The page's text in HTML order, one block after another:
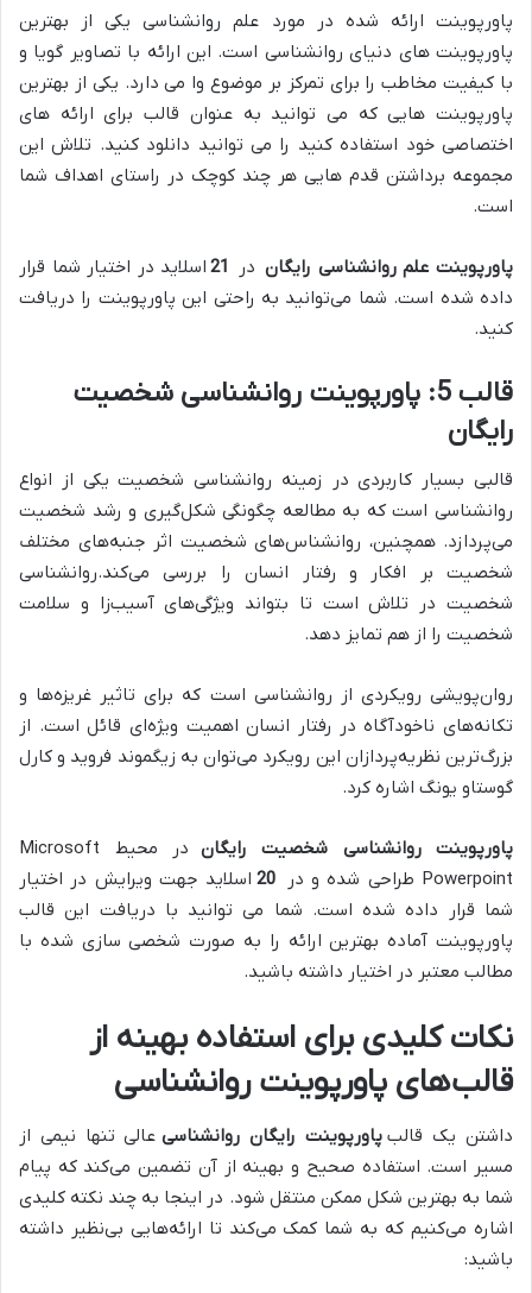
پاورپوینت ارائه شده در مورد علم روانشناسی یکی از بهترین
پاورپوینت های دنیای روانشناسی است. این ارائه با تصاویر گویا و
با کیفیت مخاطب را برای تمرکز بر موضوع وا می دارد. یکی از بهترین
پاورپوینت هایی که می توانید به عنوان قالب برای ارائه های
اختصاصی خود استفاده کنید را می توانید دانلود کنید. تلاش این
مجموعه برداشتن قدم هایی هر چند کوچک در راستای اهداف شما
است.
پاورپوینت علم روانشناسی رایگان در 21 اسلاید در اختیار شما قرار
داده شده است. شما می‌توانید به راحتی این پاورپوینت را دریافت
کنید.
قالب 5:
پاورپوینت روانشناسی شخصیت
رایگان
قالبی بسیار کاربردی در زمینه روانشناسی شخصیت یکی از انواع
روانشناسی است که به مطالعه چگونگی شکل‌گیری و رشد شخصیت
می‌پردازد. همچنین، روانشناس‌های شخصیت اثر جنبه‌های مختلف
شخصیت بر افکار و رفتار انسان را بررسی می‌کند.روانشناسی
شخصیت در تلاش است تا بتواند ویژگی‌های آسیب‌زا و سلامت
شخصیت را از هم تمایز دهد.
روان‌پویشی رویکردی از روانشناسی است که برای تاثیر غریزه‌ها و
تکانه‌های ناخودآگاه در رفتار انسان اهمیت ویژه‌ای قائل است. از
بزرگ‌ترین نظریه‌پردازان این رویکرد می‌توان به زیگموند فروید و کارل
گوستاو یونگ اشاره کرد.
پاورپوینت روانشناسی شخصیت رایگان
در محیط Microsoft
Powerpoint طراحی شده و در
20
اسلاید جهت ویرایش در اختیار
شما قرار داده شده است. شما می توانید با دریافت این قالب
پاورپوینت آماده بهترین ارائه را به صورت شخصی سازی شده با
مطالب معتبر در اختیار داشته باشید.
نکات کلیدی برای استفاده بهینه از
قالب‌های پاورپوینت روانشناسی
داشتن یک قالبپاورپوینت رایگان روانشناسیعالی تنها نیمی از
مسیر است. استفاده صحیح و بهینه از آن تضمین می‌کند که پیام
شما به بهترین شکل ممکن منتقل شود. در اینجا به چند نکته کلیدی
اشاره می‌کنیم که به شما کمک می‌کند تا ارائه‌هایی بی‌نظیر داشته
باشید: